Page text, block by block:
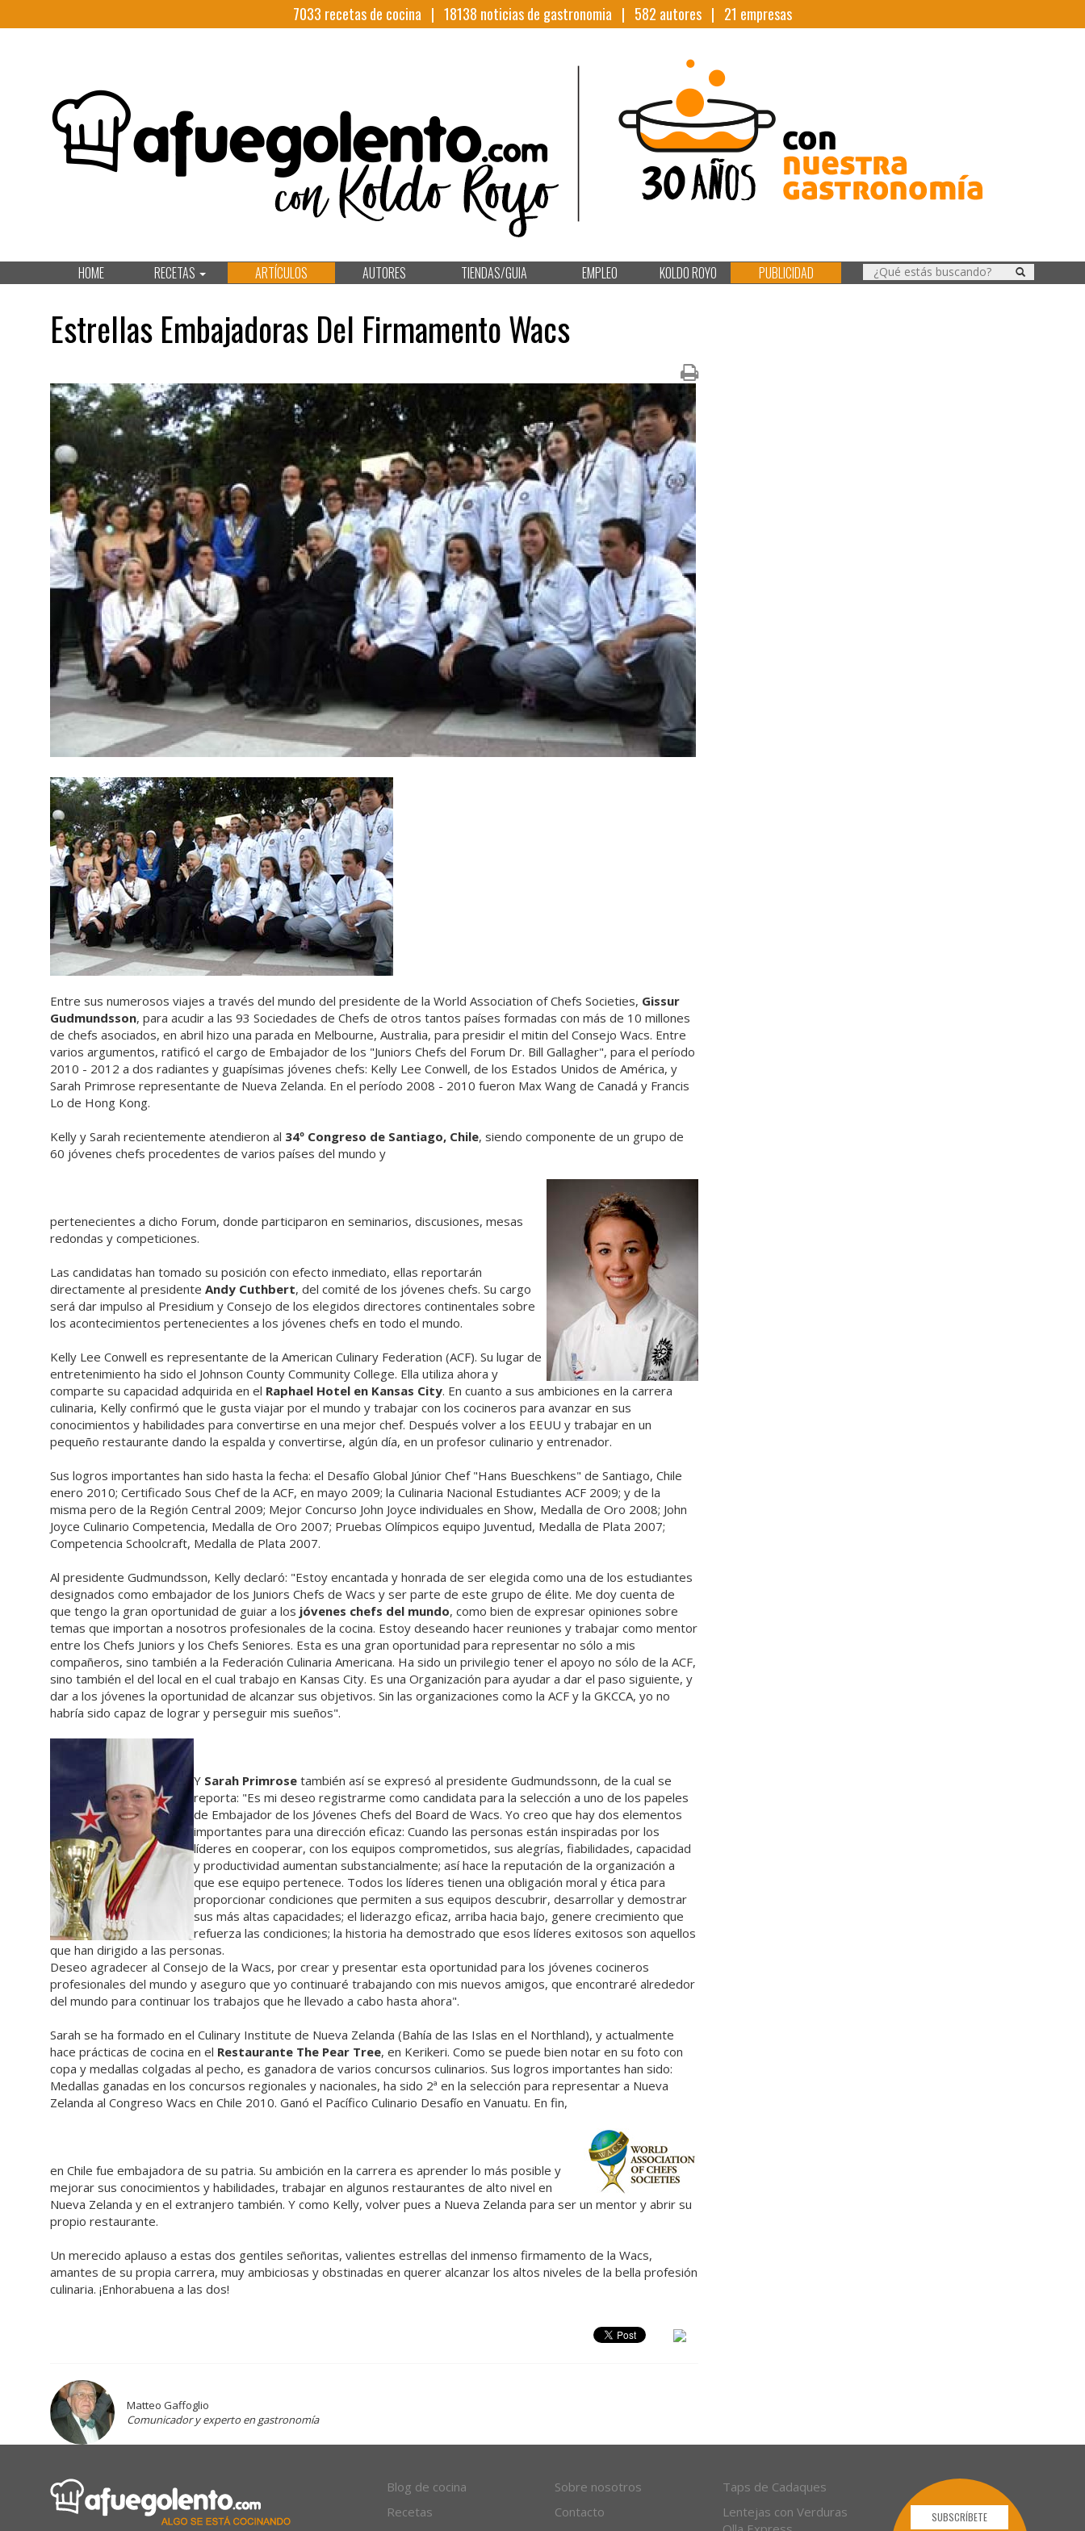
7033 recetas de cocina | 18138 noticias de gastronomia | 582 autores | 21 empresas
HOME RECETAS ARTÍCULOS AUTORES TIENDAS/GUIA EMPLEO KOLDO ROYO PUBLICIDAD
Estrellas Embajadoras Del Firmamento Wacs
Entre sus numerosos viajes a través del mundo del presidente de la World Association of Chefs Societies, Gissur
Gudmundsson, para acudir a las 93 Sociedades de Chefs de otros tantos países formadas con más de 10 millones
de chefs asociados, en abril hizo una parada en Melbourne, Australia, para presidir el mitin del Consejo Wacs. Entre
varios argumentos, ratificó el cargo de Embajador de los "Juniors Chefs del Forum Dr. Bill Gallagher", para el período
2010 - 2012 a dos radiantes y guapísimas jóvenes chefs: Kelly Lee Conwell, de los Estados Unidos de América, y
Sarah Primrose representante de Nueva Zelanda. En el período 2008 - 2010 fueron Max Wang de Canadá y Francis
Lo de Hong Kong.
Kelly y Sarah recientemente atendieron al 34º Congreso de Santiago, Chile, siendo componente de un grupo de
60 jóvenes chefs procedentes de varios países del mundo y
pertenecientes a dicho Forum, donde participaron en seminarios, discusiones, mesas
redondas y competiciones.
Las candidatas han tomado su posición con efecto inmediato, ellas reportarán
directamente al presidente Andy Cuthbert, del comité de los jóvenes chefs. Su cargo
será dar impulso al Presidium y Consejo de los elegidos directores continentales sobre
los acontecimientos pertenecientes a los jóvenes chefs en todo el mundo.
Kelly Lee Conwell es representante de la American Culinary Federation (ACF). Su lugar de
entretenimiento ha sido el Johnson County Community College. Ella utiliza ahora y
comparte su capacidad adquirida en el Raphael Hotel en Kansas City. En cuanto a sus ambiciones en la carrera
culinaria, Kelly confirmó que le gusta viajar por el mundo y trabajar con los cocineros para avanzar en sus
conocimientos y habilidades para convertirse en una mejor chef. Después volver a los EEUU y trabajar en un
pequeño restaurante dando la espalda y convertirse, algún día, en un profesor culinario y entrenador.
Sus logros importantes han sido hasta la fecha: el Desafío Global Júnior Chef "Hans Bueschkens" de Santiago, Chile
enero 2010; Certificado Sous Chef de la ACF, en mayo 2009; la Culinaria Nacional Estudiantes ACF 2009; y de la
misma pero de la Región Central 2009; Mejor Concurso John Joyce individuales en Show, Medalla de Oro 2008; John
Joyce Culinario Competencia, Medalla de Oro 2007; Pruebas Olímpicos equipo Juventud, Medalla de Plata 2007;
Competencia Schoolcraft, Medalla de Plata 2007.
Al presidente Gudmundsson, Kelly declaró: "Estoy encantada y honrada de ser elegida como una de los estudiantes
designados como embajador de los Juniors Chefs de Wacs y ser parte de este grupo de élite. Me doy cuenta de
que tengo la gran oportunidad de guiar a los jóvenes chefs del mundo, como bien de expresar opiniones sobre
temas que importan a nosotros profesionales de la cocina. Estoy deseando hacer reuniones y trabajar como mentor
entre los Chefs Juniors y los Chefs Seniores. Esta es una gran oportunidad para representar no sólo a mis
compañeros, sino también a la Federación Culinaria Americana. Ha sido un privilegio tener el apoyo no sólo de la ACF,
sino también el del local en el cual trabajo en Kansas City. Es una Organización para ayudar a dar el paso siguiente, y
dar a los jóvenes la oportunidad de alcanzar sus objetivos. Sin las organizaciones como la ACF y la GKCCA, yo no
habría sido capaz de lograr y perseguir mis sueños".
Y Sarah Primrose también así se expresó al presidente Gudmundssonn, de la cual se
reporta: "Es mi deseo registrarme como candidata para la selección a uno de los papeles
de Embajador de los Jóvenes Chefs del Board de Wacs. Yo creo que hay dos elementos
importantes para una dirección eficaz: Cuando las personas están inspiradas por los
líderes en cooperar, con los equipos comprometidos, sus alegrías, fiabilidades, capacidad
y productividad aumentan substancialmente; así hace la reputación de la organización a
que ese equipo pertenece. Todos los líderes tienen una obligación moral y ética para
proporcionar condiciones que permiten a sus equipos descubrir, desarrollar y demostrar
sus más altas capacidades; el liderazgo eficaz, arriba hacia bajo, genere crecimiento que
refuerza las condiciones; la historia ha demostrado que esos líderes exitosos son aquellos
que han dirigido a las personas.
Deseo agradecer al Consejo de la Wacs, por crear y presentar esta oportunidad para los jóvenes cocineros
profesionales del mundo y aseguro que yo continuaré trabajando con mis nuevos amigos, que encontraré alrededor
del mundo para continuar los trabajos que he llevado a cabo hasta ahora".
Sarah se ha formado en el Culinary Institute de Nueva Zelanda (Bahía de las Islas en el Northland), y actualmente
hace prácticas de cocina en el Restaurante The Pear Tree, en Kerikeri. Como se puede bien notar en su foto con
copa y medallas colgadas al pecho, es ganadora de varios concursos culinarios. Sus logros importantes han sido:
Medallas ganadas en los concursos regionales y nacionales, ha sido 2ª en la selección para representar a Nueva
Zelanda al Congreso Wacs en Chile 2010. Ganó el Pacífico Culinario Desafío en Vanuatu. En fin,
en Chile fue embajadora de su patria. Su ambición en la carrera es aprender lo más posible y
mejorar sus conocimientos y habilidades, trabajar en algunos restaurantes de alto nivel en
Nueva Zelanda y en el extranjero también. Y como Kelly, volver pues a Nueva Zelanda para ser un mentor y abrir su
propio restaurante.
Un merecido aplauso a estas dos gentiles señoritas, valientes estrellas del inmenso firmamento de la Wacs,
amantes de su propia carrera, muy ambiciosas y obstinadas en querer alcanzar los altos niveles de la bella profesión
culinaria. ¡Enhorabuena a las dos!
Matteo Gaffoglio
Comunicador y experto en gastronomía
Blog de cocina
Recetas
Sobre nosotros
Contacto
Taps de Cadaques
Lentejas con Verduras
SUBSCRÍBETE